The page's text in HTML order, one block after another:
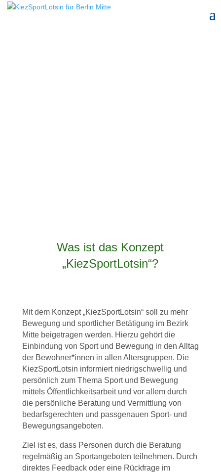
Was ist das Konzept
„KiezSportLotsin“?
Mit dem Konzept „KiezSportLotsin“ soll zu mehr
Bewegung und sportlicher Betätigung im Bezirk
Mitte beigetragen werden. Hierzu gehört die
Einbindung von Sport und Bewegung in den Alltag
der Bewohner*innen in allen Altersgruppen. Die
KiezSportLotsin informiert niedrigschwellig und
persönlich zum Thema Sport und Bewegung
mittels Öffentlichkeitsarbeit und vor allem durch
die persönliche Beratung und Vermittlung von
bedarfsgerechten und passgenauen Sport- und
Bewegungsangeboten.
Ziel ist es, dass Personen durch die Beratung
regelmäßig an Sportangeboten teilnehmen. Durch
direktes Feedback oder eine Rückfrage im